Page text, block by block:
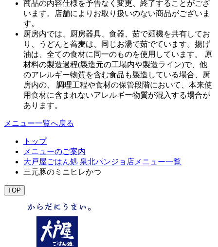
商品の内容仕様を予告なく変更、終了することがござ
います。店舗によりお取り扱いのない商品がございま
す。
厨房内では、厨房器具、食器、茹で麺機を共有してお
り、うどんと蕎麦は、同じお湯で茹でています。揚げ
油は、全ての食材に同一のものを使用しています。 原
材料の製造過程(製造元の工場内や製造ライン)で、他
のアレルギー物質を含む食品も製造している場合、厨
房内の、 調理工程や食材の保管段階において、本来使
用食材に含まれないアレルギー物質が混入する場合が
あります。
メニュー一覧へ戻る
トップ
メニューのご案内
大戸屋ごはん処 泉北パンジョ店メニュー一覧
三元豚のミニヒレかつ
TOP